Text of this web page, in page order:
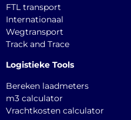
FTL transport
Internationaal
Wegtransport
Track and Trace
Logistieke Tools
Bereken laadmeters
m3 calculator
Vrachtkosten calculator